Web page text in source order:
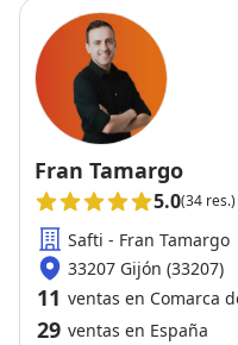
Fran Tamargo
5.0(34 res.)
Safti - Fran Tamargo
33207 Gijón (33207)
11 ventas en Comarca
29 ventas en España